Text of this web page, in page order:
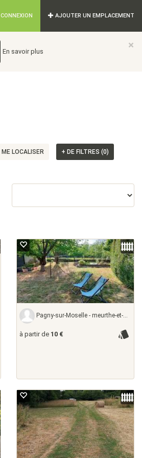
CONNEXION AJOUTER UN EMPLACEMENT
×
En savoir plus
ME LOCALISER + DE FILTRES (0)
Pagny-sur-Moselle - meurthe-et-moselle,
à partir de 10 €